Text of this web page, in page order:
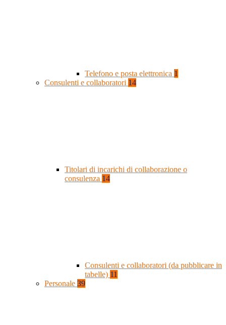
Telefono e posta elettronica 1
Consulenti e collaboratori 14
Titolari di incarichi di collaborazione o
consulenza 14
Consulenti e collaboratori (da pubblicare in
tabelle) 11
Personale 39